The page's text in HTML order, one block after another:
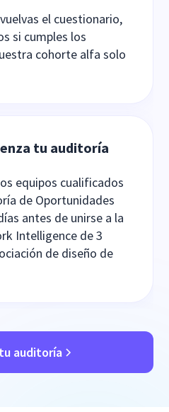
el cuestionario,
si cumples los
cohorte alfa solo
tu auditoría
equipos cualificados
de Oportunidades
antes de unirse a la
Intelligence de 3
de diseño de
auditoría